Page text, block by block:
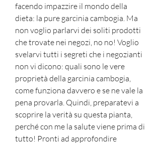
facendo impazzire il mondo della
dieta: la pure garcinia cambogia. Ma
non voglio parlarvi dei soliti prodotti
che trovate nei negozi, no no! Voglio
svelarvi tutti i segreti che i negozianti
non vi dicono: quali sono le vere
proprietà della garcinia cambogia,
come funziona davvero e se ne vale la
pena provarla. Quindi, preparatevi a
scoprire la verità su questa pianta,
perché con me la salute viene prima di
tutto! Pronti ad approfondire